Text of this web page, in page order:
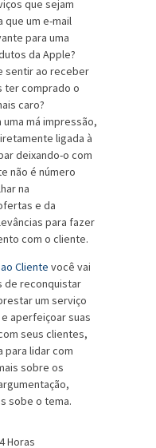
que sejam
que um e-mail
para uma
da Apple?
sentir ao receber
ter comprado o
caro?
má impressão,
ligada à
deixando-o com
não é número
na
e da
para fazer
com o cliente.
Cliente você vai
de reconquistar
um serviço
aperfeiçoar suas
seus clientes,
para lidar com
sobre os
sobe o tema.